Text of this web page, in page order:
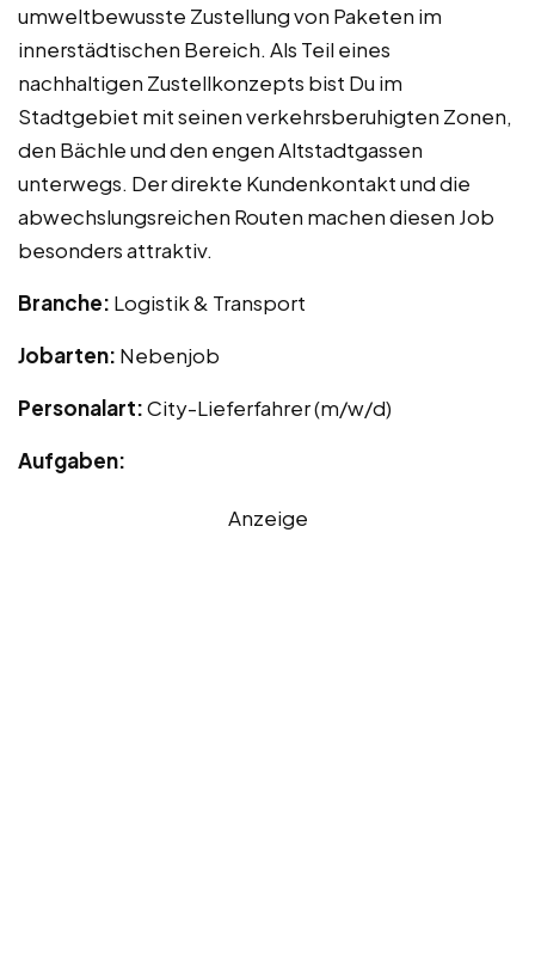
umweltbewusste Zustellung von Paketen im
innerstädtischen Bereich. Als Teil eines
nachhaltigen Zustellkonzepts bist Du im
Stadtgebiet mit seinen verkehrsberuhigten Zonen,
den Bächle und den engen Altstadtgassen
unterwegs. Der direkte Kundenkontakt und die
abwechslungsreichen Routen machen diesen Job
besonders attraktiv.
Branche: Logistik & Transport
Jobarten: Nebenjob
Personalart:City-Lieferfahrer (m/w/d)
Aufgaben:
Anzeige